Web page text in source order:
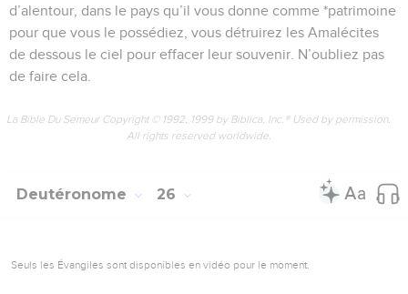
d’alentour, dans le pays qu’il vous donne comme *patrimoine
pour que vous le possédiez, vous détruirez les Amalécites
de dessous le ciel pour effacer leur souvenir. N’oubliez pas
de faire cela.
La Bible Du Semeur Copyright © 1992, 1999 by Biblica, Inc.® Used by permission.
All rights reserved worldwide.
Deutéronome 26
Seuls les Évangiles sont disponibles en vidéo pour le moment.